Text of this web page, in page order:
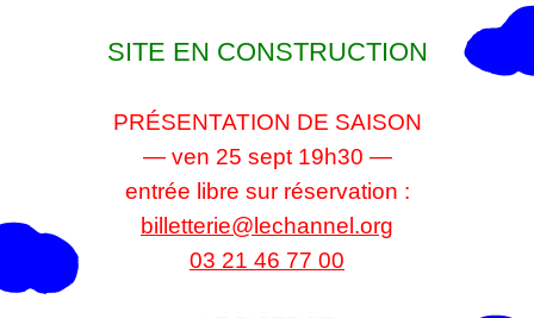
SITE EN CONSTRUCTION
PRÉSENTATION DE SAISON
— ven 25 sept 19h30 —
entrée libre sur réservation :
billetterie@lechannel.org
03 21 46 77 00